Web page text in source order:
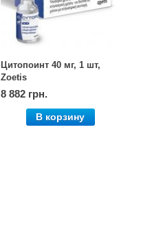
Цитопоинт 40 мг, 1 шт,
Zoetis
8 882 грн.
В корзину